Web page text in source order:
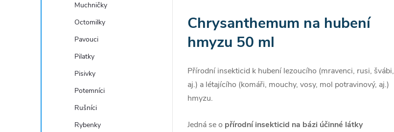
Muchničky
Octomilky
Pavouci
Pilatky
Pisivky
Potemníci
Rušníci
Rybenky
Chrysanthemum na hubení
hmyzu 50 ml
Přírodní insekticid k hubení lezoucího (mravenci, rusi, švábi,
aj.) a létajícího (komáři, mouchy, vosy, mol potravinový, aj.)
hmyzu.
Jedná se o přírodní insekticid na bázi účinné látky